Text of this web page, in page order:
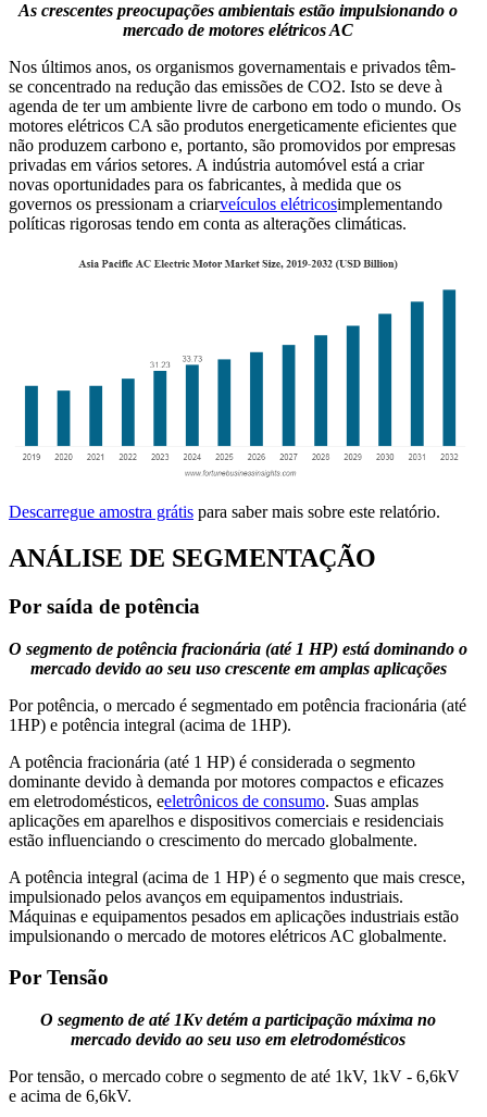
As crescentes preocupações ambientais estão impulsionando o
mercado de motores elétricos AC
Nos últimos anos, os organismos governamentais e privados têm-
se concentrado na redução das emissões de CO2. Isto se deve à
agenda de ter um ambiente livre de carbono em todo o mundo. Os
motores elétricos CA são produtos energeticamente eficientes que
não produzem carbono e, portanto, são promovidos por empresas
privadas em vários setores. A indústria automóvel está a criar
novas oportunidades para os fabricantes, à medida que os
governos os pressionam a criarveículos elétricosimplementando
políticas rigorosas tendo em conta as alterações climáticas.
Descarregue amostra grátis para saber mais sobre este relatório.
ANÁLISE DE SEGMENTAÇÃO
Por saída de potência
O segmento de potência fracionária (até 1 HP) está dominando o
mercado devido ao seu uso crescente em amplas aplicações
Por potência, o mercado é segmentado em potência fracionária (até
1HP) e potência integral (acima de 1HP).
A potência fracionária (até 1 HP) é considerada o segmento
dominante devido à demanda por motores compactos e eficazes
em eletrodomésticos, eeletrônicos de consumo. Suas amplas
aplicações em aparelhos e dispositivos comerciais e residenciais
estão influenciando o crescimento do mercado globalmente.
A potência integral (acima de 1 HP) é o segmento que mais cresce,
impulsionado pelos avanços em equipamentos industriais.
Máquinas e equipamentos pesados ​​em aplicações industriais estão
impulsionando o mercado de motores elétricos AC globalmente.
Por Tensão
O segmento de até 1Kv detém a participação máxima no
mercado devido ao seu uso em eletrodomésticos
Por tensão, o mercado cobre o segmento de até 1kV, 1kV - 6,6kV
e acima de 6,6kV.